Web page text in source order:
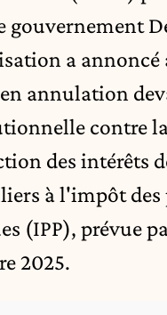
gouvernement
a annoncé
annulation
contre
des intérêts
à l'impôt des
(IPP), prévue
2025.